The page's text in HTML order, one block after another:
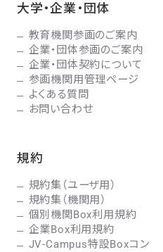
大学・企業・団体
教育機関参画のご案内
企業・団体参画のご案内
企業・団体契約について
参画機関用管理ページ
よくある質問
お問い合わせ
規約
規約集（ユーザ用）
規約集（機関用）
個別機関Box利用規約
企業Box利用規約
JV-Campus特設Boxコン